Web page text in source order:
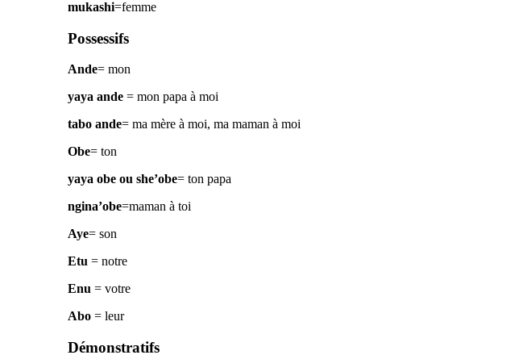
mukashi=femme
Possessifs
Ande= mon
yaya ande= mon papa à moi
tabo ande= ma mère à moi, ma maman à moi
Obe= ton
yaya obe ou she’obe= ton papa
ngina’obe=maman à toi
Aye= son
Etu = notre
Enu = votre
Abo= leur
Démonstratifs